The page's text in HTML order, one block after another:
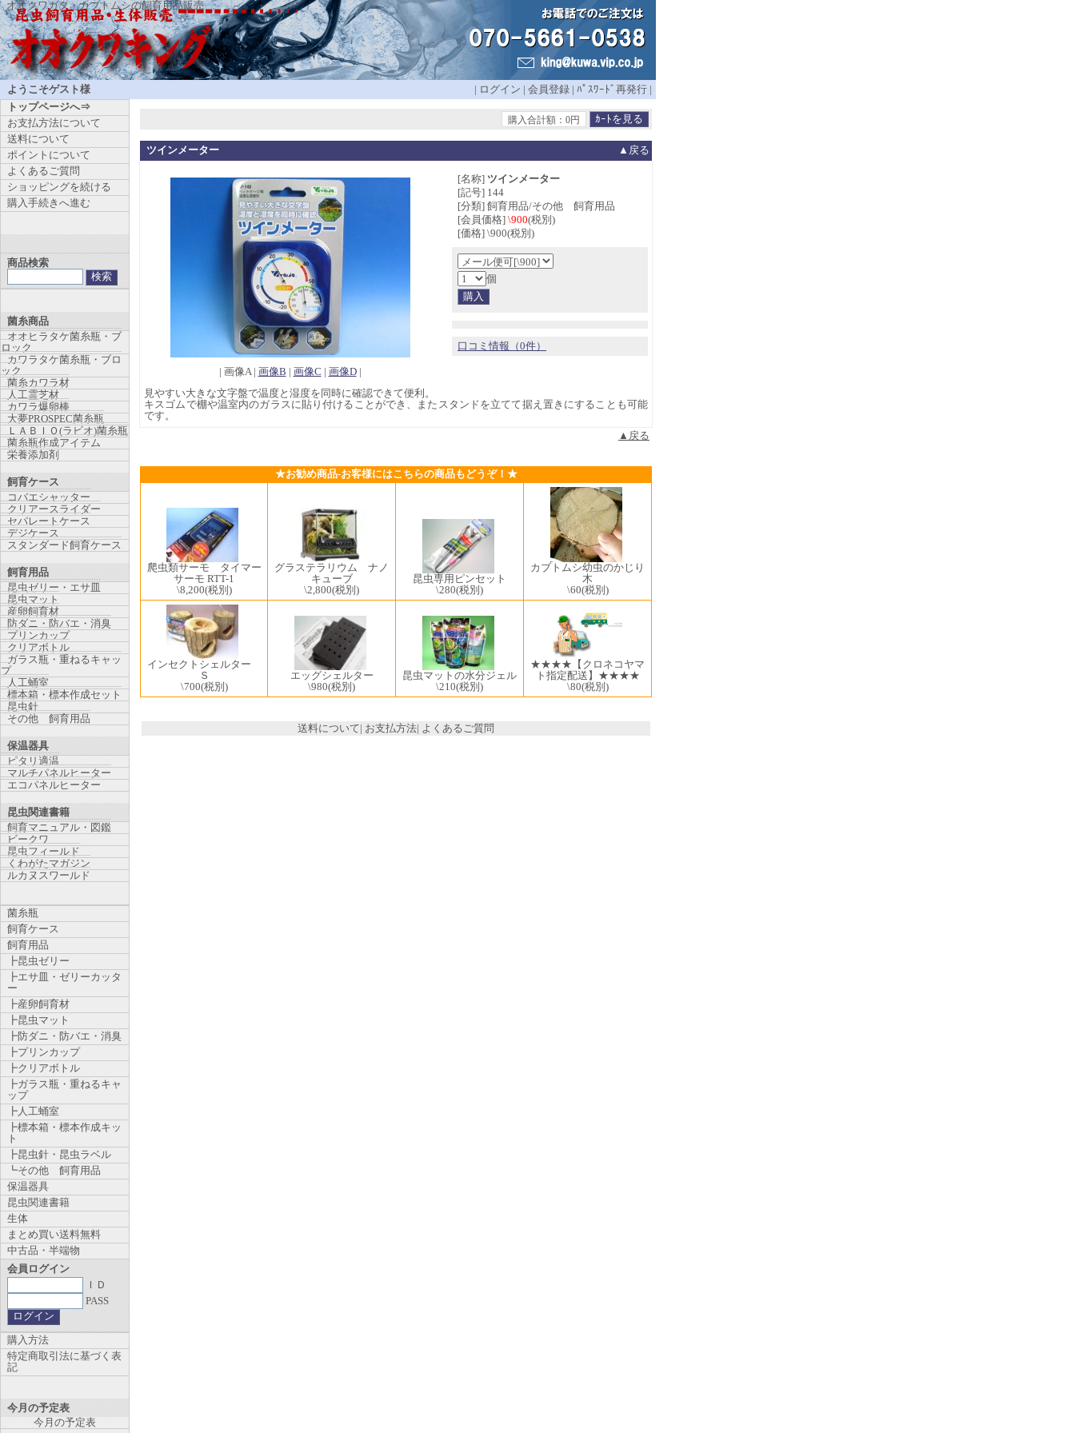
オオクワガタ・カブトムシの飼育用品販売
ようこそゲスト様 | ログイン | 会員登録 | ﾊﾟｽﾜｰﾄﾞ再発行 |
購入合計額：0円
ツインメーター ▲戻る
| 画像A | 画像B | 画像C | 画像D|
[名称] ツインメーター
[記号] 144
[分類] 飼育用品/その他 飼育用品
[会員価格] \900(税別)
[価格] \900(税別)
個
口コミ情報（0件）
見やすい大きな文字盤で温度と湿度を同時に確認できて便利。
キスゴムで棚や温室内のガラスに貼り付けることができ、またスタンドを立てて据え置きにすることも可能
です。
▲戻る
★お勧め商品-お客様にはこちらの商品もどうぞ！★
爬虫類サーモ タイマー
サーモ RTT-1
\8,200(税別)
グラステラリウム ナノ
キューブ
\2,800(税別)
昆虫専用ピンセット
\280(税別)
カブトムシ幼虫のかじり
木
\60(税別)
インセクトシェルター
Ｓ
\700(税別)
エッグシェルター
\980(税別)
昆虫マットの水分ジェル
\210(税別)
★★★★【クロネコヤマ
ト指定配送】★★★★
\80(税別)
送料について| お支払方法| よくあるご質問
トップページへ⇒
お支払方法について
送料について
ポイントについて
よくあるご質問
ショッピングを続ける
購入手続きへ進む
商品検索
菌糸商品
オオヒラタケ菌糸瓶・ブ
ロック
カワラタケ菌糸瓶・ブロ
ック
菌糸カワラ材
人工霊芝材
カワラ爆卵棒
大夢PROSPEC菌糸瓶
ＬＡＢＩＯ(ラビオ)菌糸瓶
菌糸瓶作成アイテム
栄養添加剤
飼育ケース
コバエシャッター
クリアースライダー
セパレートケース
デジケース
スタンダード飼育ケース
飼育用品
昆虫ゼリー・エサ皿
昆虫マット
産卵飼育材
防ダニ・防バエ・消臭
プリンカップ
クリアボトル
ガラス瓶・重ねるキャッ
プ
人工蛹室
標本箱・標本作成セット
昆虫針
その他 飼育用品
保温器具
ピタリ適温
マルチパネルヒーター
エコパネルヒーター
昆虫関連書籍
飼育マニュアル・図鑑
ビークワ
昆虫フィールド
くわがたマガジン
ルカヌスワールド
菌糸瓶
飼育ケース
飼育用品
┣昆虫ゼリー
┣エサ皿・ゼリーカッタ
ー
┣産卵飼育材
┣昆虫マット
┣防ダニ・防バエ・消臭
┣プリンカップ
┣クリアボトル
┣ガラス瓶・重ねるキャ
ップ
┣人工蛹室
┣標本箱・標本作成キッ
ト
┣昆虫針・昆虫ラベル
┗その他 飼育用品
保温器具
昆虫関連書籍
生体
まとめ買い送料無料
中古品・半端物
会員ログイン
ＩＤ
PASS
購入方法
特定商取引法に基づく表
記
今月の予定表
今月の予定表